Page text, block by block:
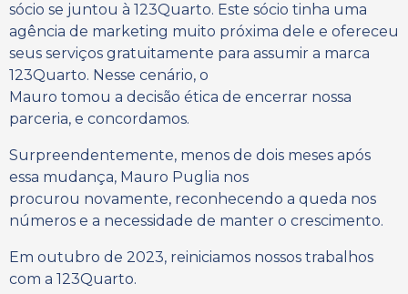
sócio se juntou à 123Quarto. Este sócio tinha uma
agência de marketing muito próxima dele e ofereceu
seus serviços gratuitamente para assumir a marca
123Quarto. Nesse cenário, o
Mauro tomou a decisão ética de encerrar nossa
parceria, e concordamos.
Surpreendentemente, menos de dois meses após
essa mudança, Mauro Puglia nos
procurou novamente, reconhecendo a queda nos
números e a necessidade de manter o crescimento.
Em outubro de 2023, reiniciamos nossos trabalhos
com a 123Quarto.